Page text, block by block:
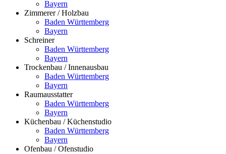
Bayern
Zimmerer / Holzbau
Baden Württemberg
Bayern
Schreiner
Baden Württemberg
Bayern
Trockenbau / Innenausbau
Baden Württemberg
Bayern
Raumausstatter
Baden Württemberg
Bayern
Küchenbau / Küchenstudio
Baden Württemberg
Bayern
Ofenbau / Ofenstudio